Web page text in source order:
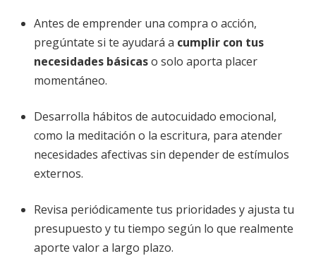
Antes de emprender una compra o acción,
pregúntate si te ayudará a cumplir con tus
necesidades básicaso solo aporta placer
momentáneo.
Desarrolla hábitos de autocuidado emocional,
como la meditación o la escritura, para atender
necesidades afectivas sin depender de estímulos
externos.
Revisa periódicamente tus prioridades y ajusta tu
presupuesto y tu tiempo según lo que realmente
aporte valor a largo plazo.